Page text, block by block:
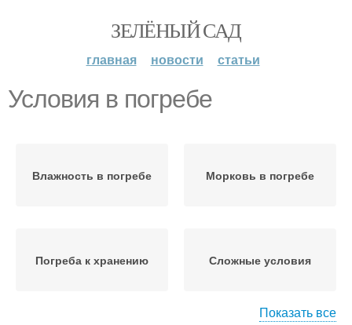
ЗЕЛЁНЫЙ САД
главная новости статьи
Условия в погребе
Влажность в погребе Морковь в погребе
Погреба к хранению Сложные условия
Показать все